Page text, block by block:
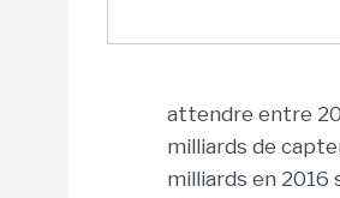
attendre entre
milliards de
milliards en 2016